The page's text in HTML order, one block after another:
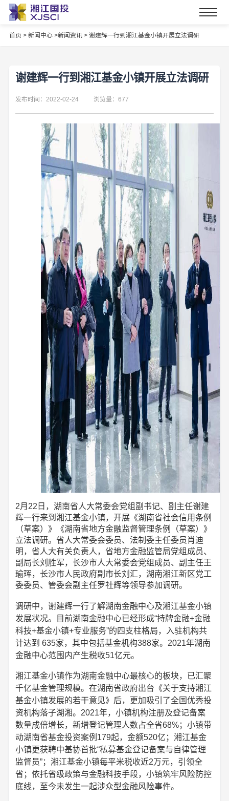
首页 > 新闻中心 >新闻资讯 > 谢建辉一行到湘江基金小镇开展立法调研
谢建辉一行到湘江基金小镇开展立法调研
发布时间：2022-02-24 浏览量：677
2月22日，湖南省人大常委会党组副书记、副主任谢建
辉一行来到湘江基金小镇，开展《湖南省社会信用条例
（草案）》《湖南省地方金融监督管理条例（草案）》
立法调研。省人大常委会委员、法制委主任委员肖迪
明，省人大有关负责人，省地方金融监管局党组成员、
副局长刘胜军，长沙市人大常委会党组成员、副主任王
瑜珲，长沙市人民政府副市长刘汇，湖南湘江新区党工
委委员、管委会副主任罗社辉等领导参加调研。
调研中，谢建辉一行了解湖南金融中心及湘江基金小镇
发展状况。目前湖南金融中心已经形成“持牌金融+金融
科技+基金小镇+专业服务”的四支柱格局，入驻机构共
计达到 635家，其中包括基金机构388家。2021年湖南
金融中心范围内产生税收51亿元。
湘江基金小镇作为湖南金融中心最核心的板块，已汇聚
千亿基金管理规模。在湖南省政府出台《关于支持湘江
基金小镇发展的若干意见》后，更加吸引了全国优秀投
资机构落子湖湘。2021年，小镇机构注册及登记备案
数量成倍增长，新增登记管理人数占全省68%；小镇带
动湖南省基金投资案例179起，金额520亿；湘江基金
小镇更获聘中基协首批“私募基金登记备案与自律管理
监督员”；湘江基金小镇每平米税收近2万元，引领全
省；依托省级政策与金融科技手段，小镇筑牢风险防控
底线，至今未发生一起涉众型金融风险事件。